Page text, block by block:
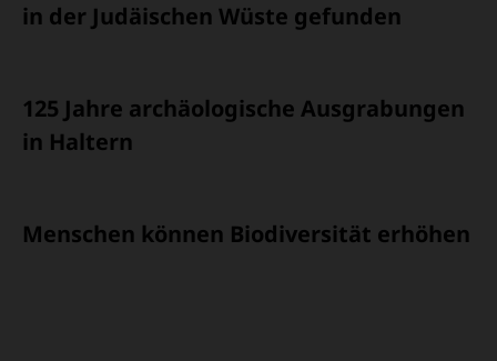
in der Judäischen Wüste gefunden
125 Jahre archäologische Ausgrabungen
in Haltern
Menschen können Biodiversität erhöhen